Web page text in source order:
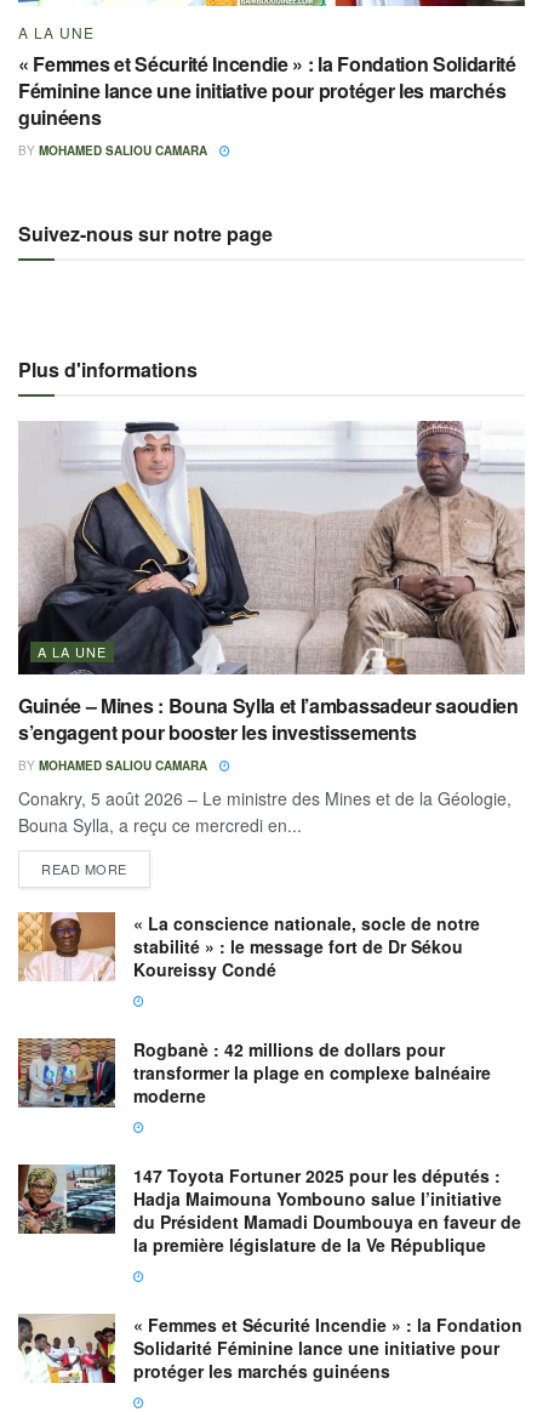
A LA UNE
« Femmes et Sécurité Incendie » : la Fondation Solidarité
Féminine lance une initiative pour protéger les marchés
guinéens
BY MOHAMED SALIOU CAMARA
Suivez-nous sur notre page
Plus d'informations
A LA UNE
Guinée – Mines : Bouna Sylla et l’ambassadeur saoudien
s’engagent pour booster les investissements
BY MOHAMED SALIOU CAMARA
Conakry, 5 août 2026 – Le ministre des Mines et de la Géologie,
Bouna Sylla, a reçu ce mercredi en...
READ MORE
« La conscience nationale, socle de notre
stabilité » : le message fort de Dr Sékou
Koureissy Condé
Rogbanè : 42 millions de dollars pour
transformer la plage en complexe balnéaire
moderne
147 Toyota Fortuner 2025 pour les députés :
Hadja Maimouna Yombouno salue l’initiative
du Président Mamadi Doumbouya en faveur de
la première législature de la Ve République
« Femmes et Sécurité Incendie » : la Fondation
Solidarité Féminine lance une initiative pour
protéger les marchés guinéens